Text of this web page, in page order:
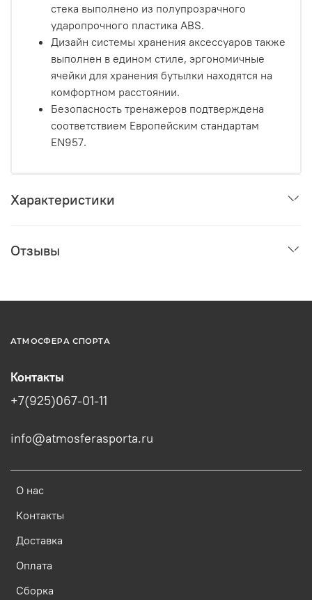
стека выполнено из полупрозрачного
ударопрочного пластика ABS.
Дизайн системы хранения аксессуаров также
выполнен в едином стиле, эргономичные
ячейки для хранения бутылки находятся на
комфортном расстоянии.
Безопасность тренажеров подтверждена
соответствием Европейским стандартам
EN957.
Характеристики
Отзывы
АТМОСФЕРА СПОРТА
О нас
Контакты
Доставка
Оплата
Сборка
Контакты
+7(925)067-01-11
info@atmosferasporta.ru